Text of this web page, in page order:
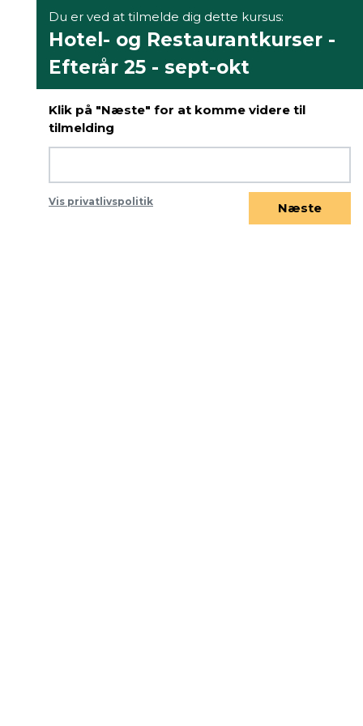
Du er ved at tilmelde dig dette kursus:
Hotel- og Restaurantkurser -
Efterår 25 - sept-okt
Klik på "Næste" for at komme videre til
tilmelding
Vis privatlivspolitik